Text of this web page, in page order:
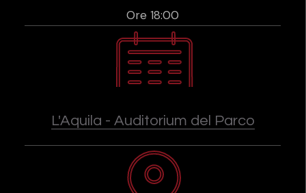
Ore 18:00
L'Aquila - Auditorium del Parco